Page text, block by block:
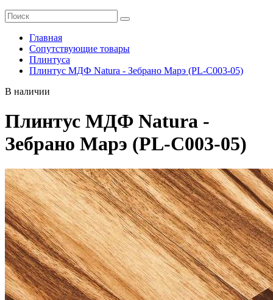
Главная
Сопутствующие товары
Плинтуса
Плинтус МДФ Natura - Зебрано Марэ (PL-C003-05)
В наличии
Плинтус МДФ Natura -
Зебрано Марэ (PL-C003-05)